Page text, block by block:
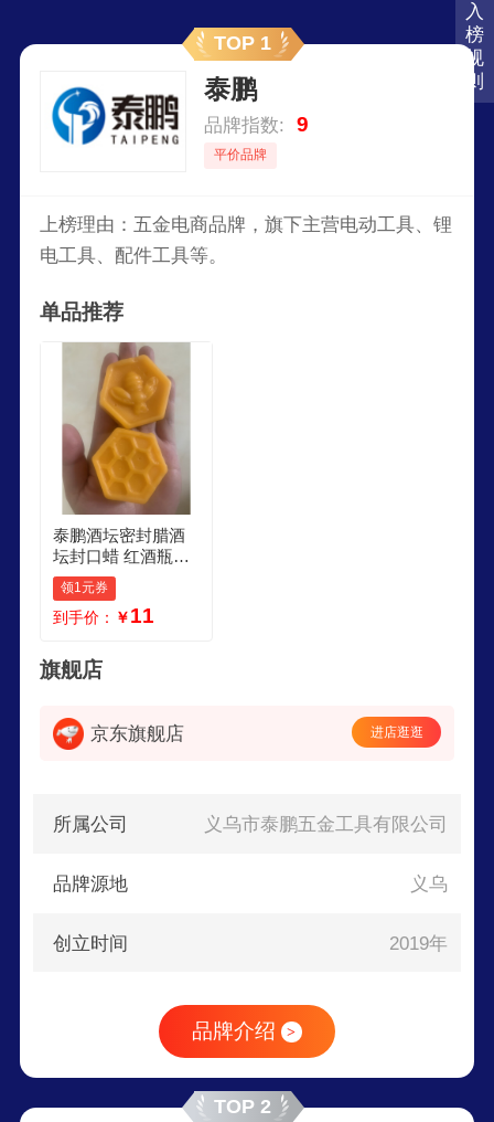
入
榜
规
则
TOP 1
泰鹏
品牌指数: 9
平价品牌
上榜理由：五金电商品牌，旗下主营电动工具、锂
电工具、配件工具等。
单品推荐
泰鹏酒坛密封腊酒
坛封口蜡 红酒瓶密
封腊 酒瓶密封蜡封
口蜡 防泡酒蜡 20克
封酒蜡很小一块
领1元券
到手价： ￥11
旗舰店
京东旗舰店 进店逛逛
所属公司 义乌市泰鹏五金工具有限公司
品牌源地 义乌
创立时间 2019年
品牌介绍 >
TOP 2